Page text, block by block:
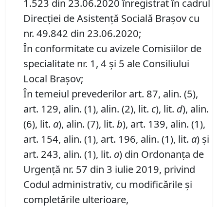
1.523 din 23.06.2020 înregistrat în cadrul
Direcției de Asistență Socială Brașov cu
nr. 49.842 din 23.06.2020;
În conformitate cu avizele Comisiilor de
specialitate nr. 1, 4 și 5 ale Consiliului
Local Brașov;
În temeiul prevederilor art. 87, alin. (5),
art. 129, alin. (1), alin. (2), lit. c), lit. d), alin.
(6), lit. a), alin. (7), lit. b), art. 139, alin. (1),
art. 154, alin. (1), art. 196, alin. (1), lit. a) și
art. 243, alin. (1), lit. a) din Ordonanța de
Urgență nr. 57 din 3 iulie 2019, privind
Codul administrativ, cu modificările și
completările ulterioare,